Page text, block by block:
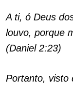
A ti, ó Deus
louvo, porque
(Daniel 2:23)
Portanto, visto